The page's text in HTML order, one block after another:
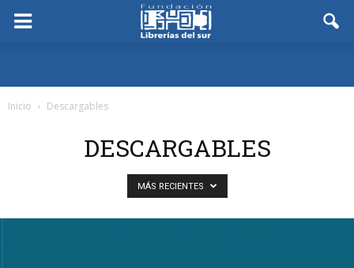
Inicio Descargables
DESCARGABLES
MÁS RECIENTES